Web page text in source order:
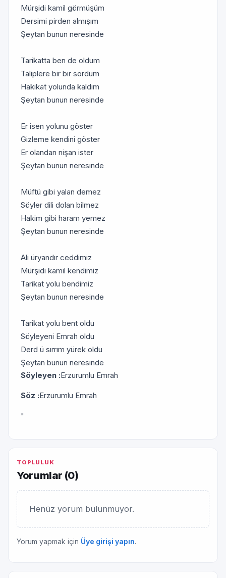
Mürşidi kamil görmüşüm
Dersimi pirden almışım
Şeytan bunun neresinde
Tarikatta ben de oldum
Taliplere bir bir sordum
Hakikat yolunda kaldım
Şeytan bunun neresinde
Er isen yolunu göster
Gizleme kendini göster
Er olandan nişan ister
Şeytan bunun neresinde
Müftü gibi yalan demez
Söyler dili dolan bilmez
Hakim gibi haram yemez
Şeytan bunun neresinde
Ali üryandır ceddimiz
Mürşidi kamil kendimiz
Tarikat yolu bendimiz
Şeytan bunun neresinde
Tarikat yolu bent oldu
Söyleyeni Emrah oldu
Derd ü sırrım yürek oldu
Şeytan bunun neresinde
Söyleyen :Erzurumlu Emrah
Söz :Erzurumlu Emrah
"
TOPLULUK
Yorumlar (0)
Henüz yorum bulunmuyor.
Yorum yapmak için Üye girişi yapın.